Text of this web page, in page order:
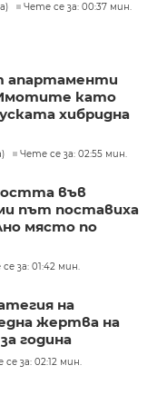
Чете се за: 00:37 мин.
апартаменти
като
хибридна
Чете се за: 02:55 мин.
във
път поставиха
място по
за: 01:42 мин.
на
жертва на
година
за: 02:12 мин.